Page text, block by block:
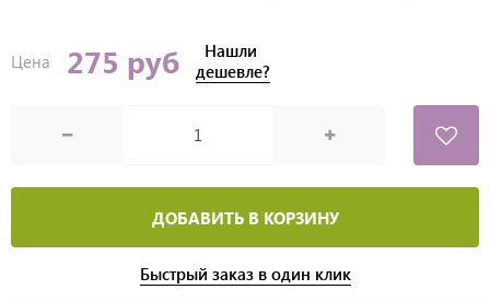
Цена 275 руб
Нашли
дешевле?
ДОБАВИТЬ В КОРЗИНУ
Быстрый заказ в один клик